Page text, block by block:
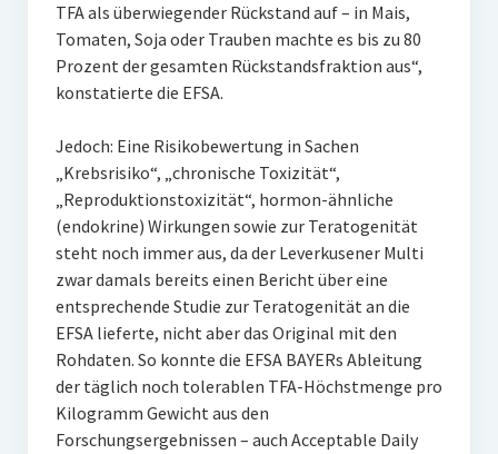
TFA als überwiegender Rückstand auf – in Mais,
Tomaten, Soja oder Trauben machte es bis zu 80
Prozent der gesamten Rückstandsfraktion aus“,
konstatierte die EFSA.
Jedoch: Eine Risikobewertung in Sachen
„Krebsrisiko“, „chronische Toxizität“,
„Reproduktionstoxizität“, hormon-ähnliche
(endokrine) Wirkungen sowie zur Teratogenität
steht noch immer aus, da der Leverkusener Multi
zwar damals bereits einen Bericht über eine
entsprechende Studie zur Teratogenität an die
EFSA lieferte, nicht aber das Original mit den
Rohdaten. So konnte die EFSA BAYERs Ableitung
der täglich noch tolerablen TFA-Höchstmenge pro
Kilogramm Gewicht aus den
Forschungsergebnissen – auch Acceptable Daily